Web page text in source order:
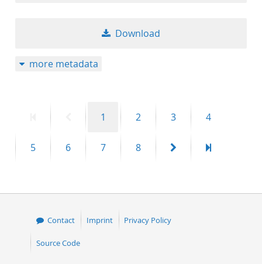
Download
more metadata
PreviousPage
1 Page
2 Page
3 Page
4
Page
5 Page
6 Page
7 Page
8
Next
Last
Contact Imprint Privacy Policy
Source Code